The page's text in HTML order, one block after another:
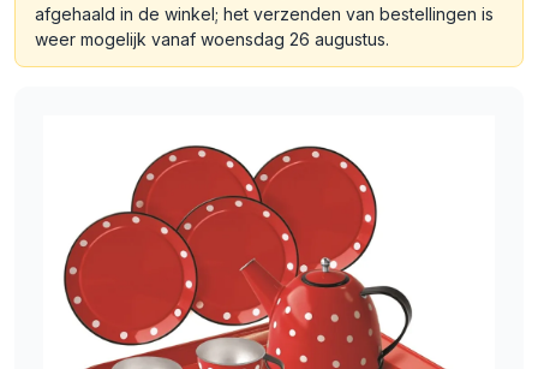
afgehaald in de winkel; het verzenden van bestellingen is
weer mogelijk vanaf woensdag 26 augustus.